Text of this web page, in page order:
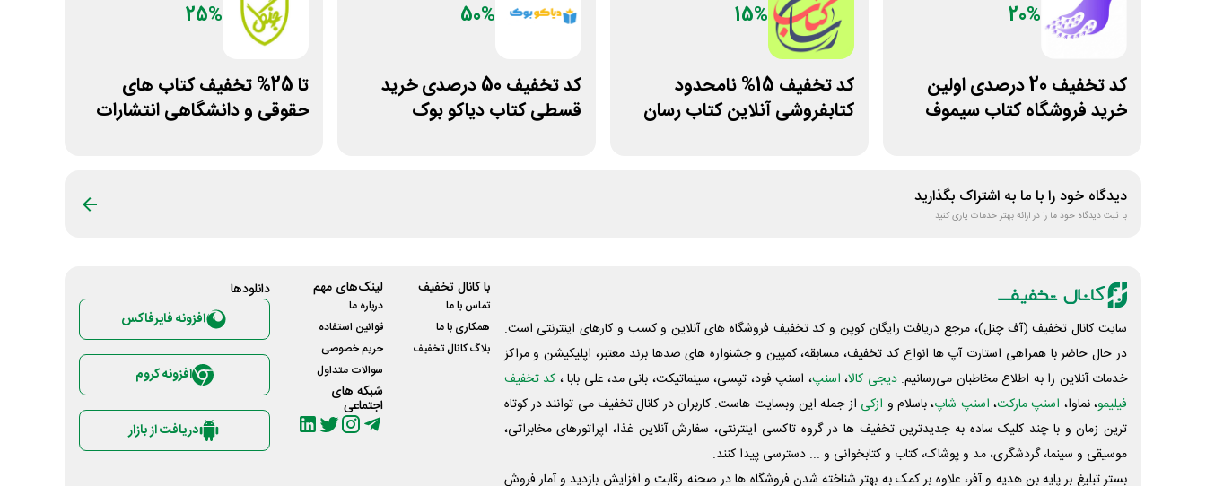
20%
کد تخفیف 20 درصدی اولین
خرید فروشگاه کتاب سیموف
15%
کد تخفیف 15% نامحدود
کتابفروشی آنلاین کتاب رسان
50%
کد تخفیف 50 درصدی خرید
قسطی کتاب دیاکو بوک
25%
تا 25% تخفیف کتاب های
حقوقی و دانشگاهی انتشارات
دیدگاه خود را با ما به اشتراک بگذارید
با ثبت دیدگاه خود ما را در ارائه بهتر خدمات یاری کنید
سایت کانال تخفیف (آف چنل)، مرجع دریافت رایگان کوپن و کد تخفیف فروشگاه های آنلاین و کسب و‌ کارهای اینترنتی است.
در حال حاضر با همراهی استارت آپ ها انواع کد تخفیف، مسابقه، کمپین و جشنواره های صدها برند معتبر، اپلیکیشن و مراکز
خدمات آنلاین را به اطلاع مخاطبان می‌رسانیم. دیجی کالا، اسنپ، اسنپ فود، تپسی، سینماتیکت، بانی مد، علی‌ بابا ، کد تخفیف
فیلیمو، نماوا، اسنپ مارکت، اسنپ شاپ، باسلام و ازکی از جمله این وبسایت ‌هاست. کاربران در کانال تخفیف می توانند در کوتاه
ترین زمان و با چند کلیک ساده به جدیدترین تخفیف ها در گروه تاکسی اینترنتی، سفارش آنلاین غذا، اپراتورهای مخابراتی،
موسیقی و سینما، گردشگری، مد و پوشاک، کتاب و کتابخوانی و ... دسترسی پیدا کنند.
بستر تبلیغ بر پایه بن هدیه و آفر، علاوه بر کمک به بهتر شناخته شدن فروشگاه ها در صحنه رقابت و افزایش بازدید و آمار فروش
با کانال تخفیف
تماس با ما
همکاری با ما
بلاگ کانال تخفیف
لینک‌های مهم
درباره ما
قوانین استفاده
حریم خصوصی
سوالات متداول
شبکه های
اجتماعی
دانلود‌ها
افزونه فایرفاکس
افزونه کروم
دریافت از بازار